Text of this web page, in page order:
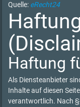
Quelle: eRecht24
Haftung
Als Diensteanbieter
Inhalte auf diesen
verantwortlich. Nach